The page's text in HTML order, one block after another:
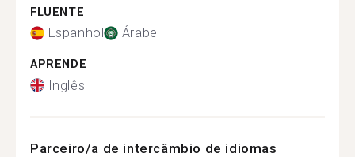
FLUENTE
Espanhol Árabe
APRENDE
Inglês
Parceiro/a de intercâmbio de idiomas